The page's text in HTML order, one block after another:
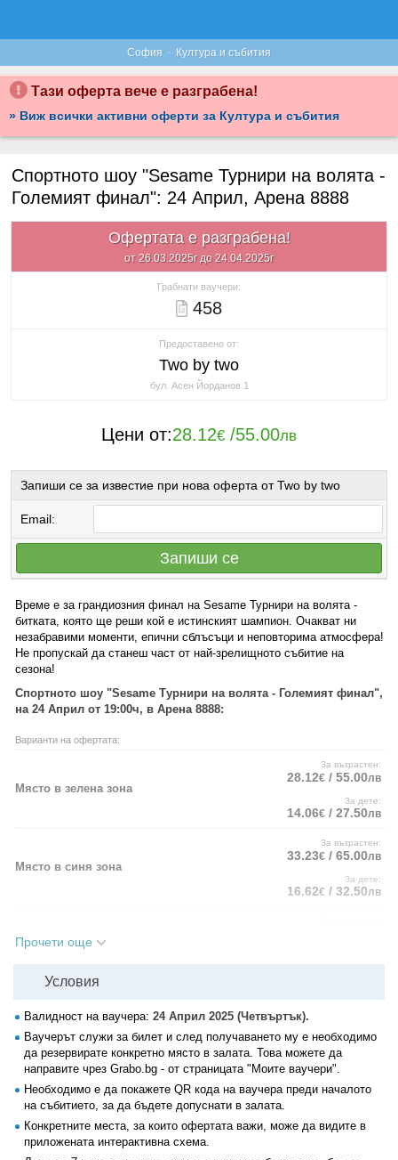
София · Култура и събития
Тази оферта вече е разграбена!
» Виж всички активни оферти за Култура и събития
Спортното шоу "Sesame Турнири на волята -
Големият финал": 24 Април, Арена 8888
Офертата е разграбена!
от 26.03.2025г до 24.04.2025г
Грабнати ваучери:
458
Предоставено от:
Two by two
бул. Асен Йорданов 1
Цени от:28.12€ /55.00лв
Запиши се за известие при нова оферта от Two by two
Email:
Запиши се
Време е за грандиозния финал на Sesame Турнири на волята -
битката, която ще реши кой е истинският шампион. Очакват ни
незабравими моменти, епични сблъсъци и неповторима атмосфера!
Не пропускай да станеш част от най-зрелищното събитие на
сезона!
Спортното шоу "Sesame Турнири на волята - Големият финал",
на 24 Април от 19:00ч, в Арена 8888:
Варианти на офертата:
Място в зелена зона
За възрастен:
28.12€ / 55.00лв
За дете:
14.06€ / 27.50лв
Място в синя зона
За възрастен:
33.23€ / 65.00лв
За дете:
16.62€ / 32.50лв
Място в зелена зона - промоция до 04.04.
Място в синя зона - промоция до 04.04.
включително
28.12
вместо 33.23€ / 65.00лв
За дете от 7 до 14 г.:
14.06€/ 27.50
Детският билет важи за дете на възраст от 7 до 14 години.
Прочети още
Условия
Валидност на ваучера: 24 Април 2025 (Четвъртък).
Ваучерът служи за билет и след получаването му е необходимо
да резервирате конкретно място в залата. Това можете да
направите чрез Grabo.bg - от страницата "Моите ваучери".
Необходимо е да покажете QR кода на ваучера преди началото
на събитието, за да бъдете допуснати в залата.
Конкретните места, за които офертата важи, може да видите в
приложената интерактивна схема.